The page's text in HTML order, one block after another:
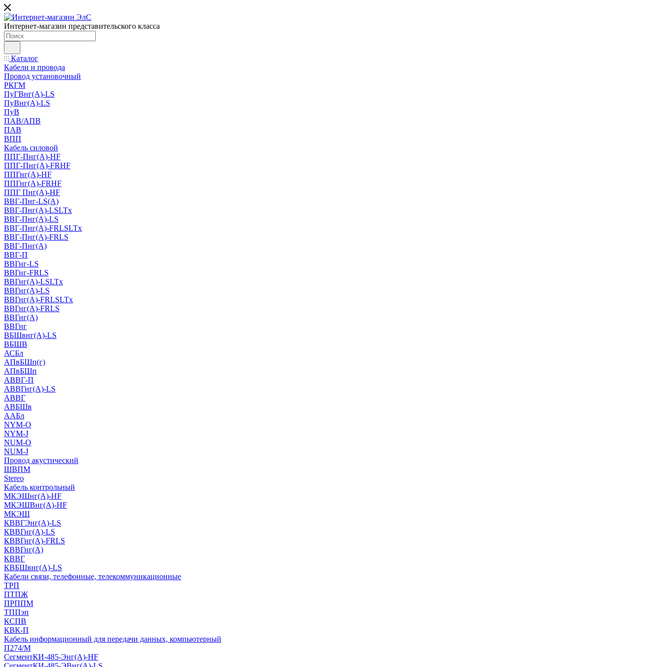
Интернет-магазин представительского класса
Каталог
Кабели и провода
Провод установочный
РКГМ
ПуГВнг(А)-LS
ПуВнг(А)-LS
ПуВ
ПАВ/АПВ
ПАВ
ВПП
Кабель силовой
ППГ-Пнг(А)-HF
ППГ-Пнг(А)-FRHF
ППГнг(А)-HF
ППГнг(А)-FRHF
ППГ Пнг(А)-HF
ВВГ-Пнг-LS(А)
ВВГ-Пнг(А)-LSLTx
ВВГ-Пнг(А)-LS
ВВГ-Пнг(А)-FRLSLTx
ВВГ-Пнг(А)-FRLS
ВВГ-Пнг(А)
ВВГ-П
ВВГнг-LS
ВВГнг-FRLS
ВВГнг(А)-LSLTx
ВВГнг(А)-LS
ВВГнг(А)-FRLSLTx
ВВГнг(А)-FRLS
ВВГнг(А)
ВВГнг
ВБШвнг(А)-LS
ВБШВ
АСБл
АПвБШп(г)
АПвБШп
АВВГ-П
АВВГнг(А)-LS
АВВГ
АВБШв
ААБл
NYM-O
NYM-J
NUM-О
NUM-J
Провод акустический
ШВПМ
Stereo
Кабель контрольный
МКЭШнг(A)-HF
МКЭШВнг(А)-HF
МКЭШ
КВВГЭнг(А)-LS
КВВГнг(А)-LS
КВВГнг(А)-FRLS
КВВГнг(А)
КВВГ
КВБШвнг(А)-LS
Кабели связи, телефонные, телекоммуникационные
ТРП
ПТПЖ
ПРППМ
ТППэп
КСПВ
КВК-П
Кабель информационный для передачи данных, компьютерный
П274/М
СегментКИ-485-Энг(А)-HF